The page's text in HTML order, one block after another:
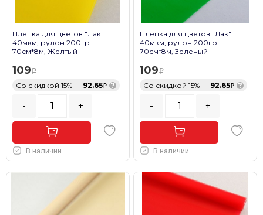
Пленка для цветов "Лак"
40мкм, рулон 200гр
70см*8м, Желтый
109
Со скидкой 15% — 92.65 ?
- +
В наличии
Пленка для цветов "Лак"
40мкм, рулон 200гр
70см*8м, Зеленый
109
Со скидкой 15% — 92.65 ?
- +
В наличии